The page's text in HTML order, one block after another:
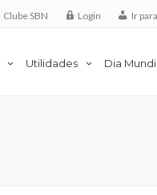
Clube SBN Login Ir
Utilidades Dia